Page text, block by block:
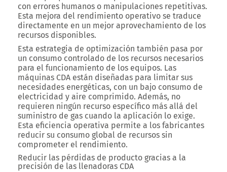
con errores humanos o manipulaciones repetitivas.
Esta mejora del rendimiento operativo se traduce
directamente en un mejor aprovechamiento de los
recursos disponibles.
Esta estrategia de optimización también pasa por
un consumo controlado de los recursos necesarios
para el funcionamiento de los equipos. Las
máquinas CDA están diseñadas para limitar sus
necesidades energéticas, con un bajo consumo de
electricidad y aire comprimido. Además, no
requieren ningún recurso específico más allá del
suministro de gas cuando la aplicación lo exige.
Esta eficiencia operativa permite a los fabricantes
reducir su consumo global de recursos sin
comprometer el rendimiento.
Reducir las pérdidas de producto gracias a la
precisión de las llenadoras CDA